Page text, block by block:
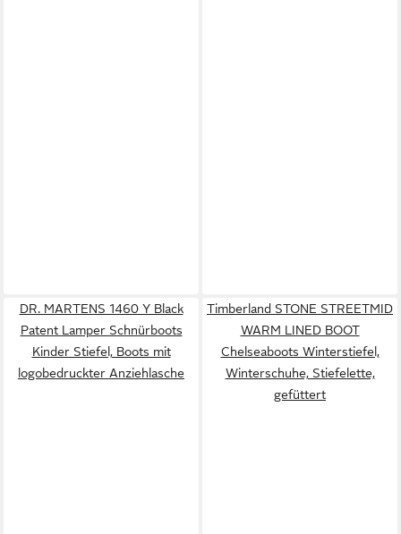
DR. MARTENS 1460 Y Black
Patent Lamper Schnürboots
Kinder Stiefel, Boots mit
logobedruckter Anziehlasche
Timberland STONE STREETMID
WARM LINED BOOT
Chelseaboots Winterstiefel,
Winterschuhe, Stiefelette,
gefüttert